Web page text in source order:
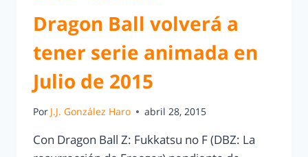
Dragon Ball volverá a
tener serie animada en
Julio de 2015
Por J.J. González Haro abril 28, 2015
Con Dragon Ball Z: Fukkatsu no F (DBZ: La